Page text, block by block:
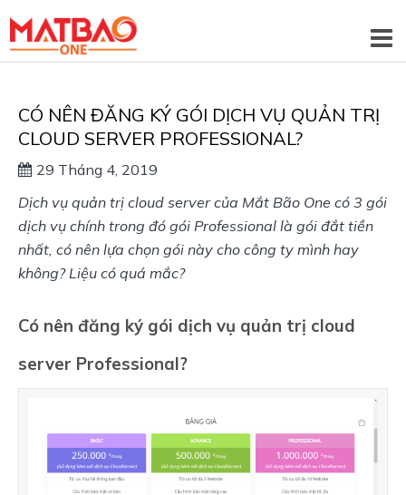
CÓ NÊN ĐĂNG KÝ GÓI DỊCH VỤ QUẢN TRỊ
CLOUD SERVER PROFESSIONAL?
29 Tháng 4, 2019
Dịch vụ quản trị cloud server của Mắt Bão One có 3 gói
dịch vụ chính trong đó gói Professional là gói đắt tiền
nhất, có nên lựa chọn gói này cho công ty mình hay
không? Liệu có quá mắc?
Có nên đăng ký gói dịch vụ quản trị cloud
server Professional?